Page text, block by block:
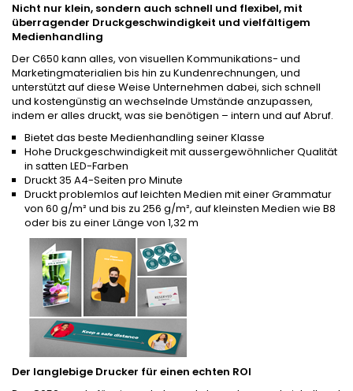
Nicht nur klein, sondern auch schnell und flexibel, mit
überragender Druckgeschwindigkeit und vielfältigem
Medienhandling
Der C650 kann alles, von visuellen Kommunikations- und
Marketingmaterialien bis hin zu Kundenrechnungen, und
unterstützt auf diese Weise Unternehmen dabei, sich schnell
und kostengünstig an wechselnde Umstände anzupassen,
indem er alles druckt, was sie benötigen – intern und auf Abruf.
Bietet das beste Medienhandling seiner Klasse
Hohe Druckgeschwindigkeit mit aussergewöhnlicher Qualität
in satten LED-Farben
Druckt 35 A4-Seiten pro Minute
Druckt problemlos auf leichten Medien mit einer Grammatur
von 60 g/m² und bis zu 256 g/m², auf kleinsten Medien wie B8
oder bis zu einer Länge von 1,32 m
Der langlebige Drucker für einen echten ROI